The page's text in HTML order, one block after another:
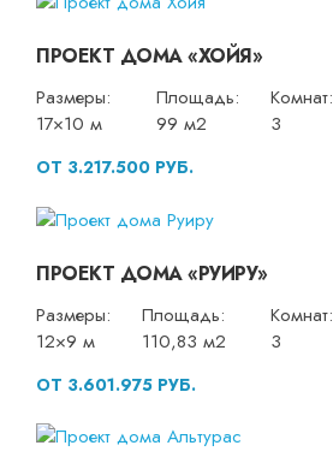
ПРОЕКТ ДОМА «ХОЙЯ»
Размеры:
17×10 м
Площадь:
99 м2
Комнат:
3
ОТ 3.217.500 РУБ.
ПРОЕКТ ДОМА «РУИРУ»
Размеры:
12×9 м
Площадь:
110,83 м2
Комнат:
3
ОТ 3.601.975 РУБ.